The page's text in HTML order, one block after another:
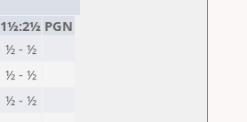
1½:2½ PGN
½ - ½
½ - ½
½ - ½